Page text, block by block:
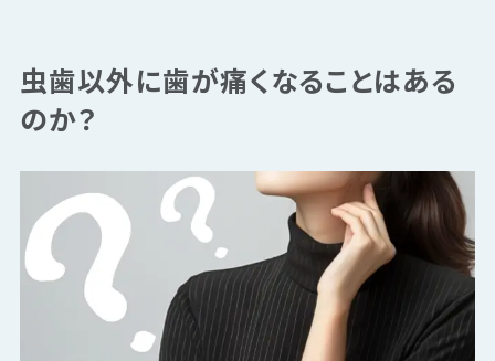
虫歯以外に歯が痛くなることはある
のか？